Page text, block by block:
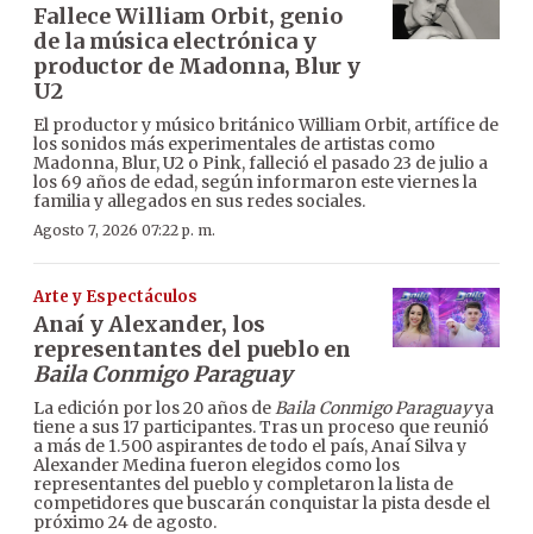
Fallece William Orbit, genio
de la música electrónica y
productor de Madonna, Blur y
U2
El productor y músico británico William Orbit, artífice de
los sonidos más experimentales de artistas como
Madonna, Blur, U2 o Pink, falleció el pasado 23 de julio a
los 69 años de edad, según informaron este viernes la
familia y allegados en sus redes sociales.
Agosto 7, 2026 07:22 p. m.
Arte y Espectáculos
Anaí y Alexander, los
representantes del pueblo en
Baila Conmigo Paraguay
La edición por los 20 años deBaila Conmigo Paraguayya
tiene a sus 17 participantes. Tras un proceso que reunió
a más de 1.500 aspirantes de todo el país, Anaí Silva y
Alexander Medina fueron elegidos como los
representantes del pueblo y completaron la lista de
competidores que buscarán conquistar la pista desde el
próximo 24 de agosto.